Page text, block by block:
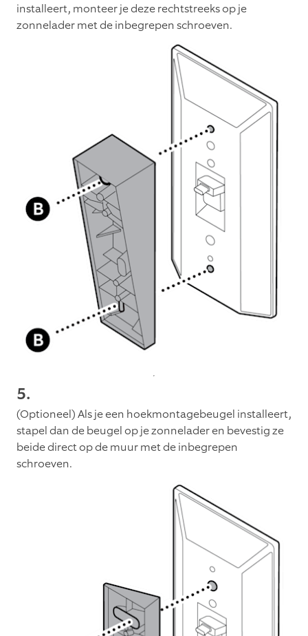
installeert, monteer je deze rechtstreeks op je
zonnelader met de inbegrepen schroeven.
5.
(Optioneel) Als je een hoekmontagebeugel installeert,
stapel dan de beugel op je zonnelader en bevestig ze
beide direct op de muur met de inbegrepen
schroeven.